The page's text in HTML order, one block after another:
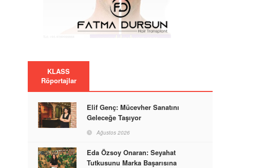
KLASS
Röportajlar
Elif Genç: Mücevher Sanatını
Geleceğe Taşıyor
Ağustos 2026
Eda Özsoy Onaran: Seyahat
Tutkusunu Marka Başarısına